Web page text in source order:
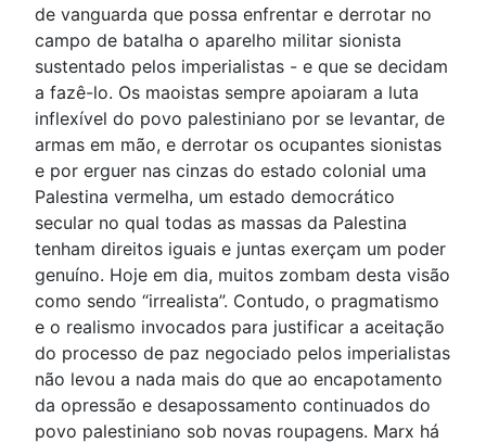
de vanguarda que possa enfrentar e derrotar no
campo de batalha o aparelho militar sionista
sustentado pelos imperialistas - e que se decidam
a fazê-lo. Os maoistas sempre apoiaram a luta
inflexível do povo palestiniano por se levantar, de
armas em mão, e derrotar os ocupantes sionistas
e por erguer nas cinzas do estado colonial uma
Palestina vermelha, um estado democrático
secular no qual todas as massas da Palestina
tenham direitos iguais e juntas exerçam um poder
genuíno. Hoje em dia, muitos zombam desta visão
como sendo “irrealista”. Contudo, o pragmatismo
e o realismo invocados para justificar a aceitação
do processo de paz negociado pelos imperialistas
não levou a nada mais do que ao encapotamento
da opressão e desapossamento continuados do
povo palestiniano sob novas roupagens. Marx há